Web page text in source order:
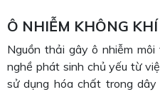
Ô NHIỄM KHÔNG KHÍ
Nguồn thải gây ô nhiễm
nghề phát sinh chủ yếu từ
sử dụng hóa chất trong dây